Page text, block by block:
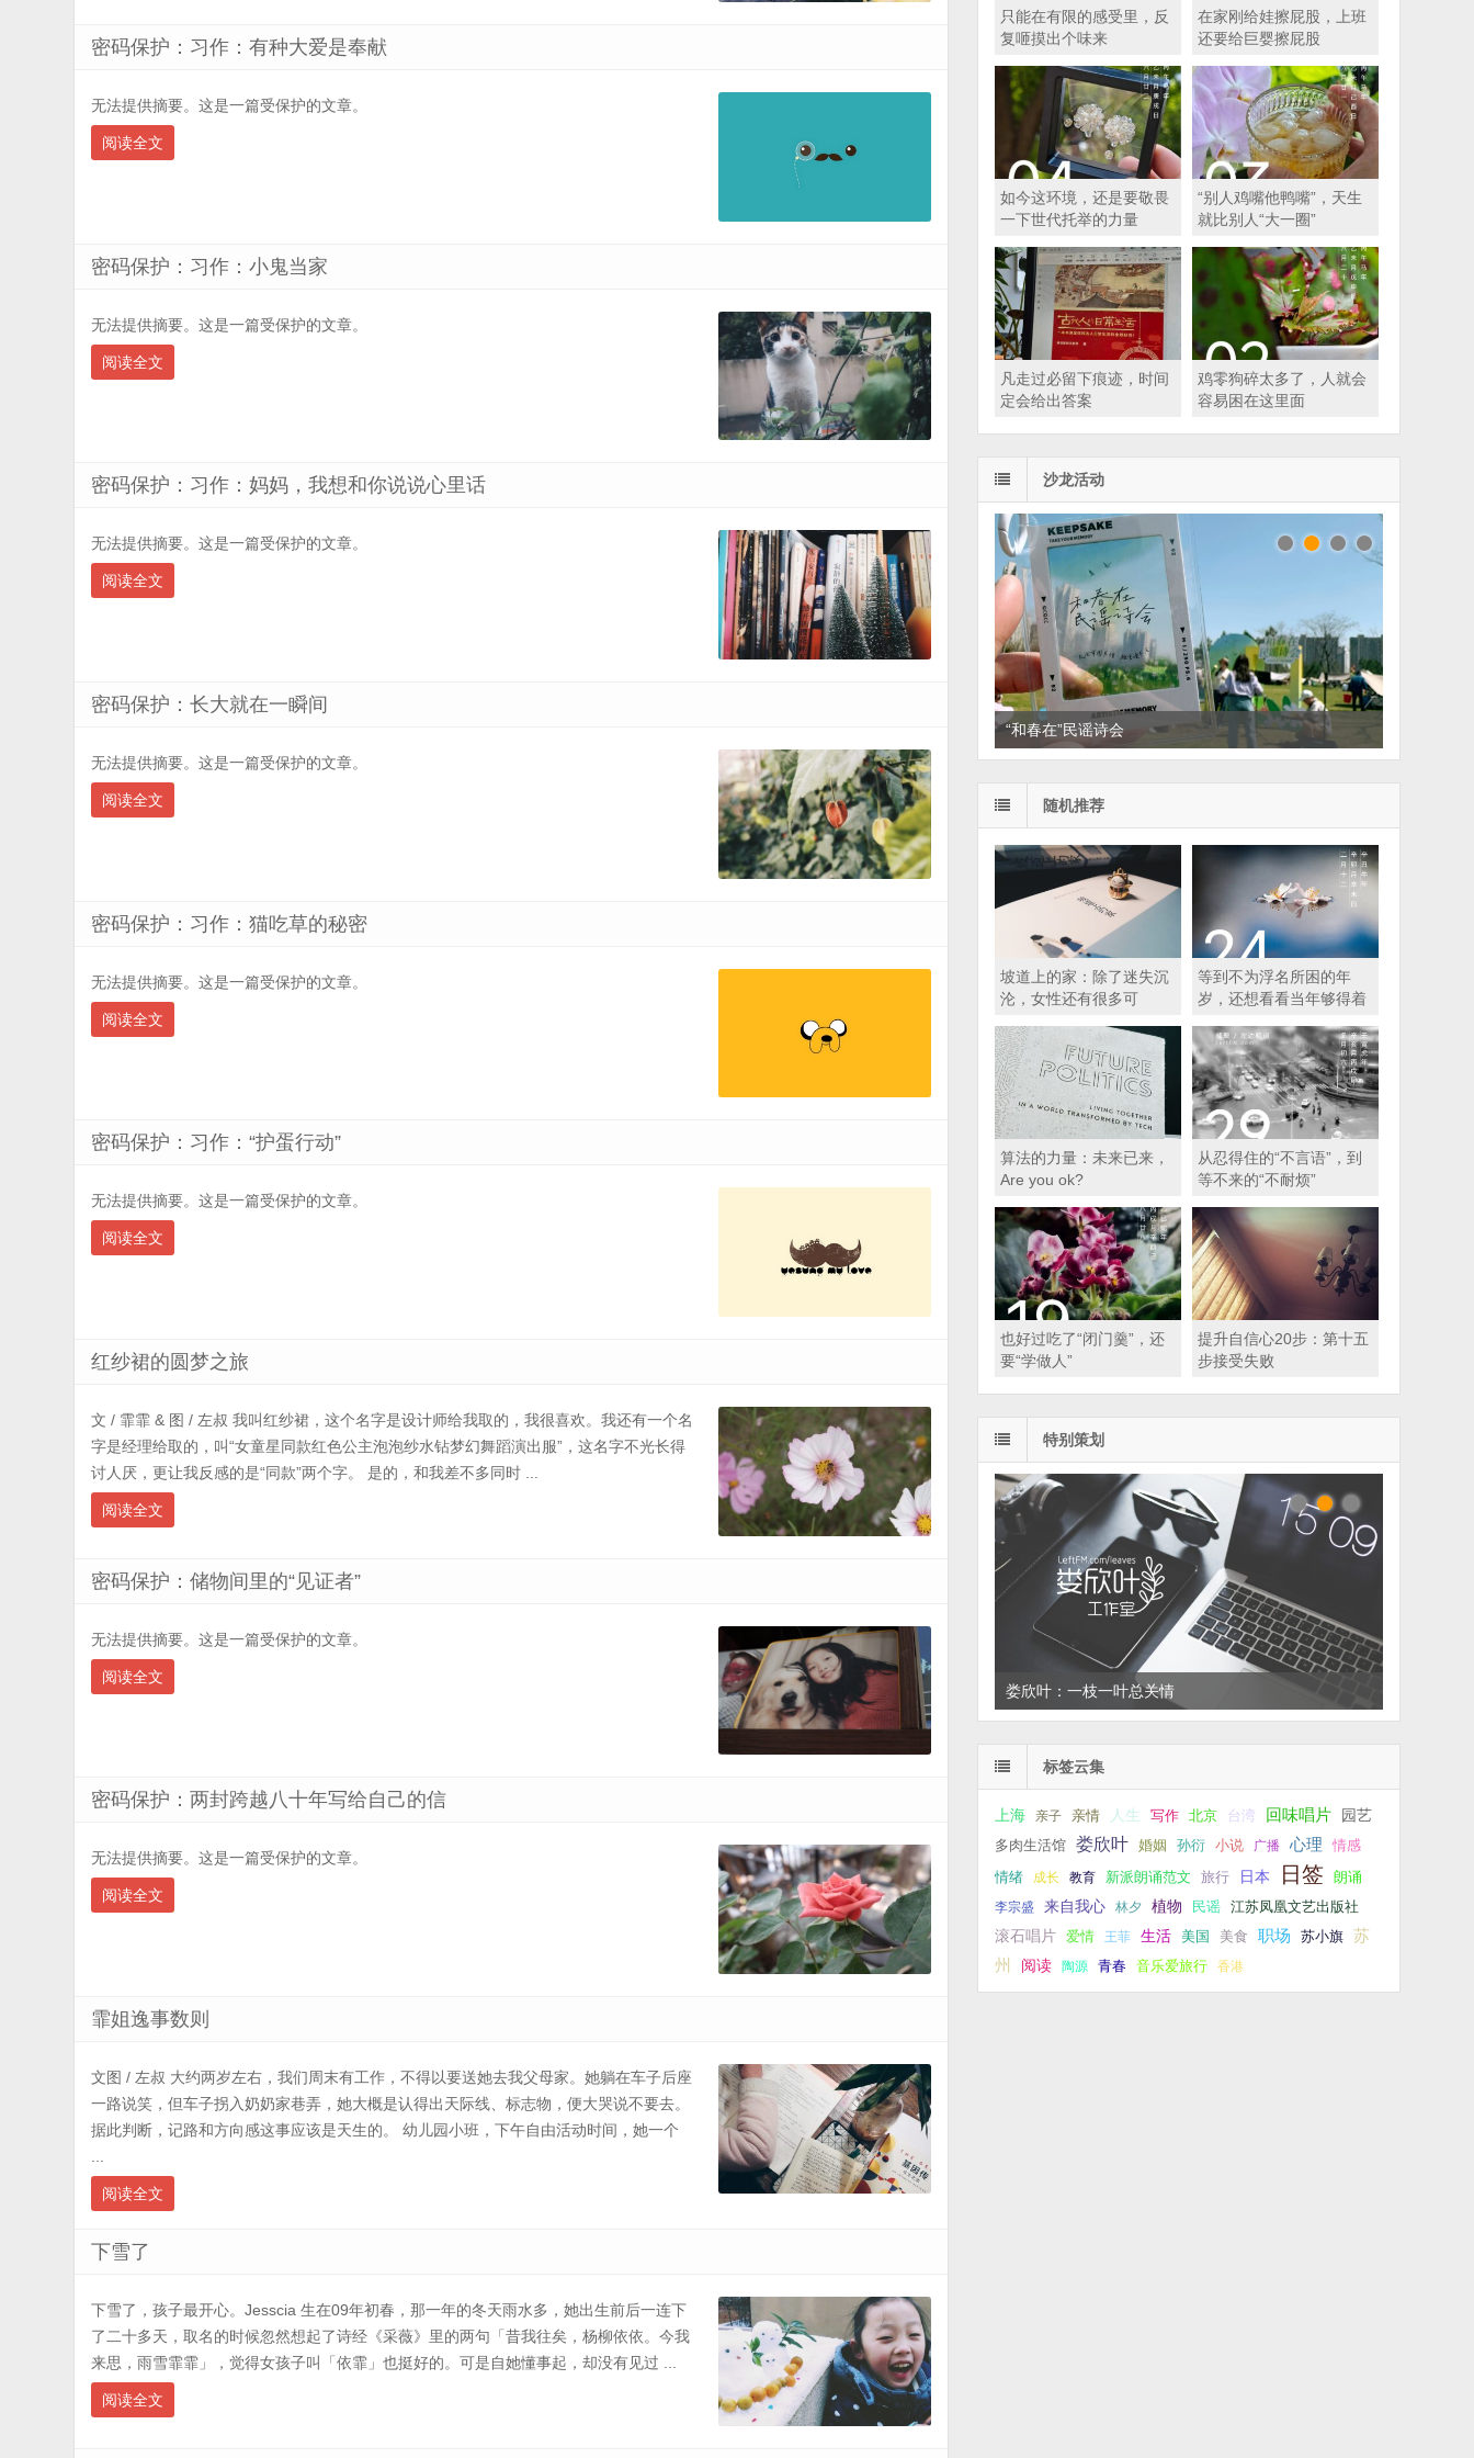
密码保护：习作：有种大爱是奉献
无法提供摘要。这是一篇受保护的文章。
阅读全文
密码保护：习作：小鬼当家
无法提供摘要。这是一篇受保护的文章。
阅读全文
密码保护：习作：妈妈，我想和你说说心里话
无法提供摘要。这是一篇受保护的文章。
阅读全文
密码保护：长大就在一瞬间
无法提供摘要。这是一篇受保护的文章。
阅读全文
密码保护：习作：猫吃草的秘密
无法提供摘要。这是一篇受保护的文章。
阅读全文
密码保护：习作：“护蛋行动”
无法提供摘要。这是一篇受保护的文章。
阅读全文
红纱裙的圆梦之旅
文 / 霏霏 & 图 / 左叔 我叫红纱裙，这个名字是设计师给我取的，我很喜欢。我还有一个名
字是经理给取的，叫“女童星同款红色公主泡泡纱水钻梦幻舞蹈演出服”，这名字不光长得
讨人厌，更让我反感的是“同款”两个字。 是的，和我差不多同时 ...
阅读全文
密码保护：储物间里的“见证者”
无法提供摘要。这是一篇受保护的文章。
阅读全文
密码保护：两封跨越八十年写给自己的信
无法提供摘要。这是一篇受保护的文章。
阅读全文
霏姐逸事数则
文图 / 左叔 大约两岁左右，我们周末有工作，不得以要送她去我父母家。她躺在车子后座
一路说笑，但车子拐入奶奶家巷弄，她大概是认得出天际线、标志物，便大哭说不要去。
据此判断，记路和方向感这事应该是天生的。 幼儿园小班，下午自由活动时间，她一个
阅读全文
下雪了
下雪了，孩子最开心。Jesscia 生在09年初春，那一年的冬天雨水多，她出生前后一连下
了二十多天，取名的时候忽然想起了诗经《采薇》里的两句「昔我往矣，杨柳依依。今我
来思，雨雪霏霏」，觉得女孩子叫「依霏」也挺好的。可是自她懂事起，却没有见过 ...
阅读全文
只能在有限的感受里，反
复咂摸出个味来
在家刚给娃擦屁股，上班
还要给巨婴擦屁股
如今这环境，还是要敬畏
一下世代托举的力量
“别人鸡嘴他鸭嘴”，天生
就比别人“大一圈”
凡走过必留下痕迹，时间
定会给出答案
鸡零狗碎太多了，人就会
容易困在这里面
沙龙活动
“和春在”民谣诗会
随机推荐
坡道上的家：除了迷失沉
沦，女性还有很多可
等到不为浮名所困的年
岁，还想看看当年够得着
算法的力量：未来已来，
Are you ok?
从忍得住的“不言语”，到
等不来的“不耐烦”
也好过吃了“闭门羹”，还
要“学做人”
提升自信心20步：第十五
步接受失败
特别策划
娄欣叶：一枝一叶总关情
标签云集
上海 亲子 亲情 人生 写作 北京 台湾 回味唱片 园艺
多肉生活馆 娄欣叶 婚姻 孙衍 小说 广播 心理 情感
情绪 成长 教育 新派朗诵范文 旅行 日本 日签 朗诵
李宗盛 来自我心 林夕 植物 民谣
江苏凤凰文艺出版社
滚石唱片
爱情 王菲 生活 美国 美食 职场 苏小旗
苏
州
阅读 陶源 青春 音乐爱旅行 香港